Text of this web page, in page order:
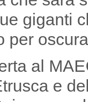
giganti
per
al
e